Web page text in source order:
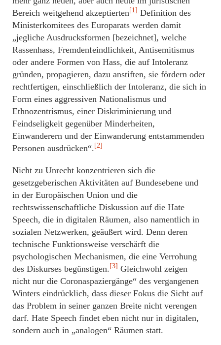
Bereich weitgehend akzeptierten [1] Definition des
Ministerkomitees des Europarats werden damit
„jegliche Ausdrucksformen [bezeichnet], welche
Rassenhass, Fremdenfeindlichkeit, Antisemitismus
oder andere Formen von Hass, die auf Intoleranz
gründen, propagieren, dazu anstiften, sie fördern oder
rechtfertigen, einschließlich der Intoleranz, die sich in
Form eines aggressiven Nationalismus und
Ethnozentrismus, einer Diskriminierung und
Feindseligkeit gegenüber Minderheiten,
Einwanderern und der Einwanderung entstammenden
Personen ausdrücken“. [2]
Nicht zu Unrecht konzentrieren sich die
gesetzgeberischen Aktivitäten auf Bundesebene und
in der Europäischen Union und die
rechtswissenschaftliche Diskussion auf die Hate
Speech, die in digitalen Räumen, also namentlich in
sozialen Netzwerken, geäußert wird. Denn deren
technische Funktionsweise verschärft die
psychologischen Mechanismen, die eine Verrohung
des Diskurses begünstigen. [3] Gleichwohl zeigen
nicht nur die Coronaspaziergänge“ des vergangenen
Winters eindrücklich, dass dieser Fokus die Sicht auf
das Problem in seiner ganzen Breite nicht verengen
darf. Hate Speech findet eben nicht nur in digitalen,
sondern auch in „analogen“ Räumen statt.